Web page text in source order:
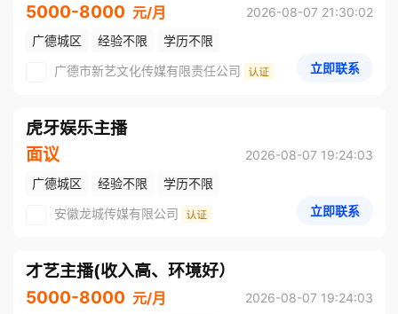
5000-8000 元/月
2026-08-07 21:30:02
广德城区
经验不限
学历不限
广德市新艺文化传媒有限责任公司
立即联系
虎牙娱乐主播
面议
2026-08-07 19:24:03
广德城区
经验不限
学历不限
安徽龙城传媒有限公司
立即联系
才艺主播(收入高、环境好）
5000-8000 元/月
2026-08-07 19:24:03